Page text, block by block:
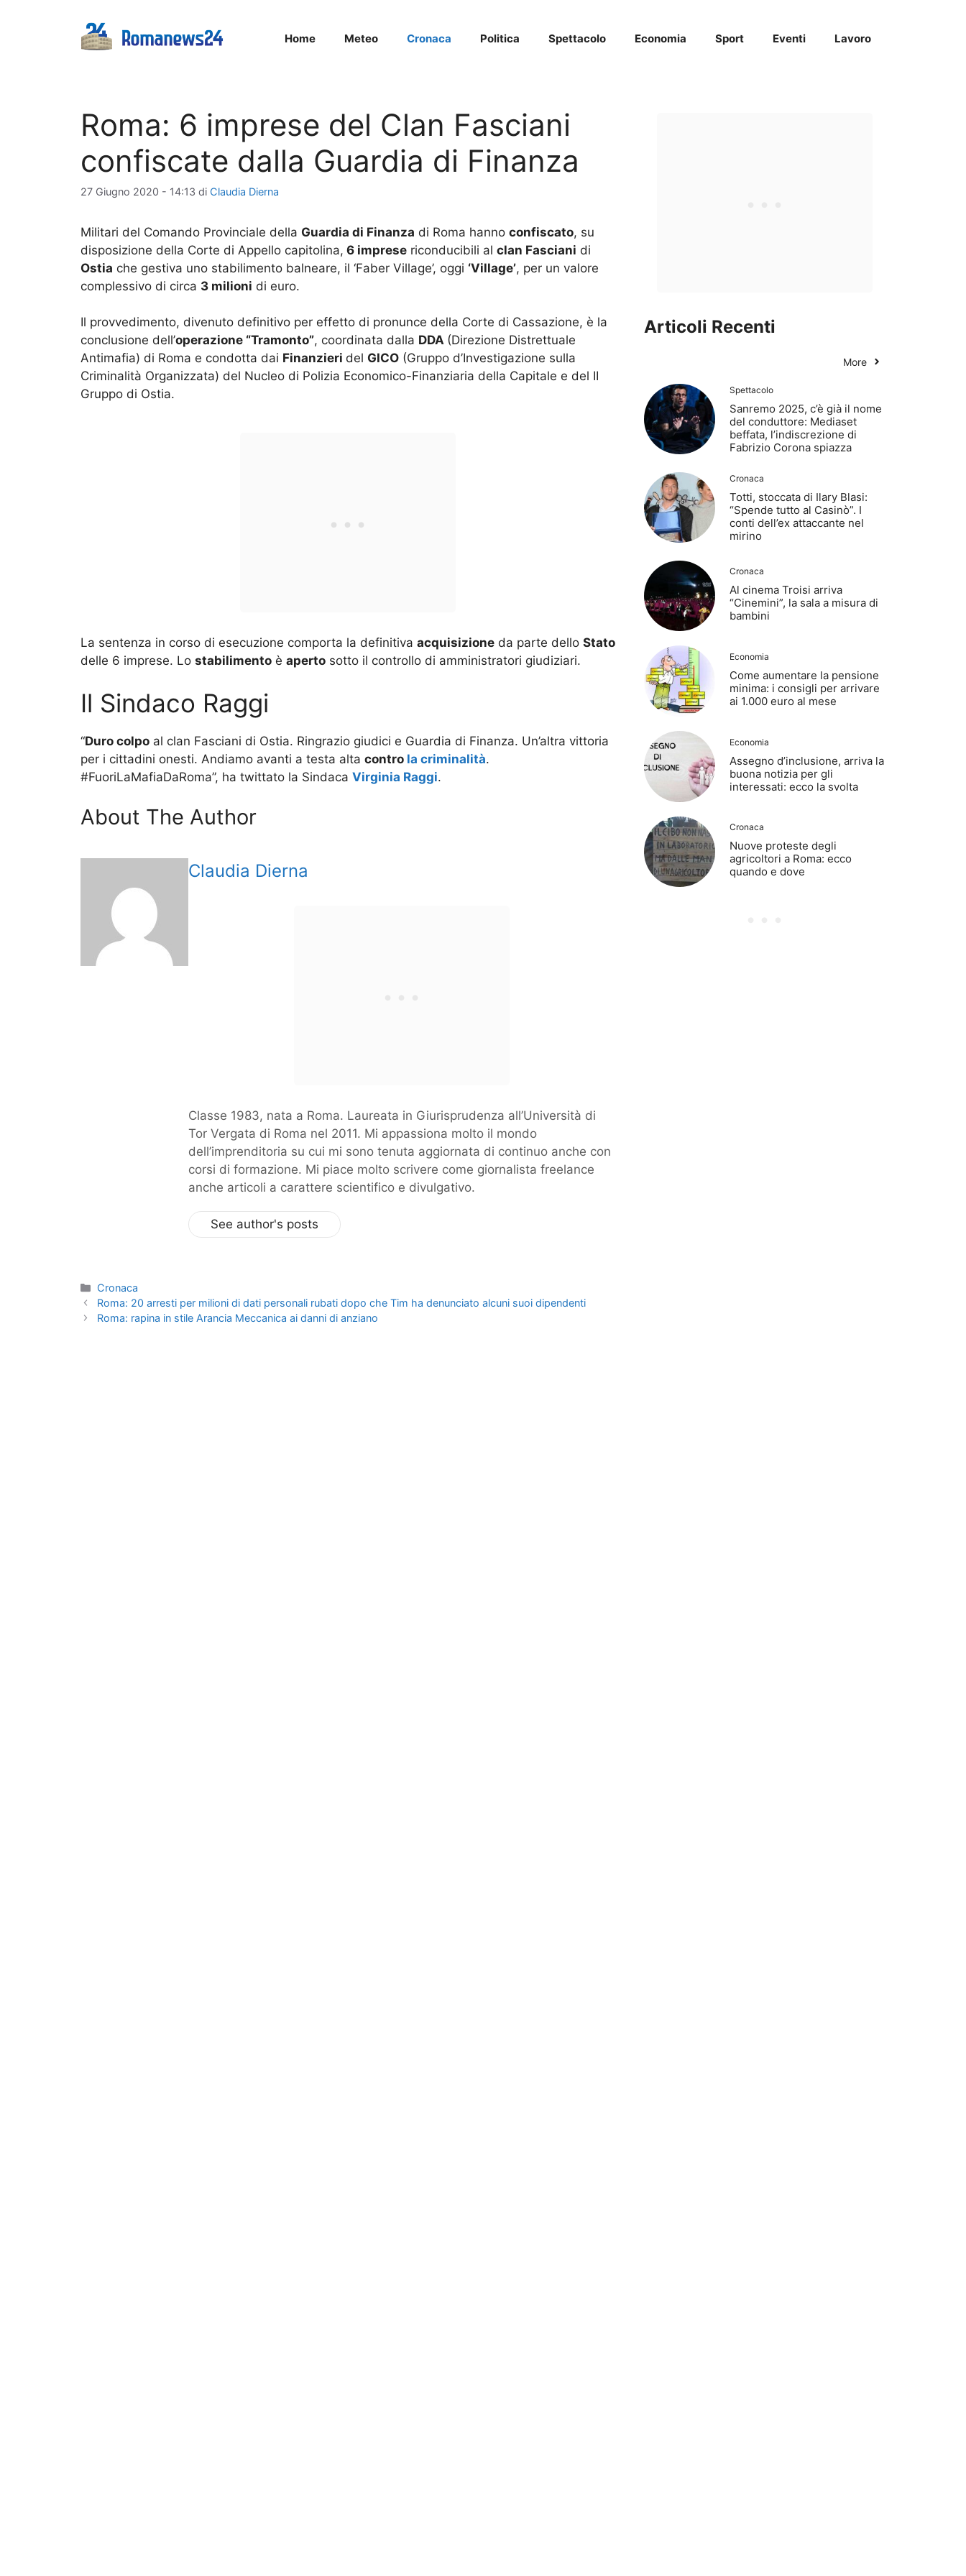
Home Meteo Cronaca Politica Spettacolo Economia Sport Eventi Lavoro
Roma: 6 imprese del Clan Fasciani
confiscate dalla Guardia di Finanza
27 Giugno 2020 - 14:13 di Claudia Dierna
Militari del Comando Provinciale della Guardia di Finanza di Roma hanno confiscato, su
disposizione della Corte di Appello capitolina, 6 imprese riconducibili al clan Fasciani di
Ostia che gestiva uno stabilimento balneare, il ‘Faber Village’, oggi ‘Village’, per un valore
complessivo di circa 3 milioni di euro.
Il provvedimento, divenuto definitivo per effetto di pronunce della Corte di Cassazione, è la
conclusione dell’operazione “Tramonto”, coordinata dalla DDA (Direzione Distrettuale
Antimafia) di Roma e condotta dai Finanzieri del GICO (Gruppo d’Investigazione sulla
Criminalità Organizzata) del Nucleo di Polizia Economico-Finanziaria della Capitale e del II
Gruppo di Ostia.
La sentenza in corso di esecuzione comporta la definitiva acquisizione da parte dello Stato
delle 6 imprese. Lo stabilimento è aperto sotto il controllo di amministratori giudiziari.
Il Sindaco Raggi
“Duro colpo al clan Fasciani di Ostia. Ringrazio giudici e Guardia di Finanza. Un’altra vittoria
per i cittadini onesti. Andiamo avanti a testa alta contro la criminalità.
#FuoriLaMafiaDaRoma”, ha twittato la Sindaca Virginia Raggi.
About The Author
Claudia Dierna
Classe 1983, nata a Roma. Laureata in Giurisprudenza all’Università di
Tor Vergata di Roma nel 2011. Mi appassiona molto il mondo
dell’imprenditoria su cui mi sono tenuta aggiornata di continuo anche con
corsi di formazione. Mi piace molto scrivere come giornalista freelance
anche articoli a carattere scientifico e divulgativo.
See author's posts
Categorie
Cronaca
Roma: 20 arresti per milioni di dati personali rubati dopo che Tim ha denunciato alcuni suoi dipendenti
Roma: rapina in stile Arancia Meccanica ai danni di anziano
Articoli Recenti
More
Spettacolo
Sanremo 2025, c’è già il nome
del conduttore: Mediaset
beffata, l’indiscrezione di
Fabrizio Corona spiazza
Cronaca
Totti, stoccata di Ilary Blasi:
“Spende tutto al Casinò”. I
conti dell’ex attaccante nel
mirino
Cronaca
Al cinema Troisi arriva
“Cinemini”, la sala a misura di
bambini
Economia
Come aumentare la pensione
minima: i consigli per arrivare
ai 1.000 euro al mese
Economia
Assegno d’inclusione, arriva la
buona notizia per gli
interessati: ecco la svolta
Cronaca
Nuove proteste degli
agricoltori a Roma: ecco
quando e dove